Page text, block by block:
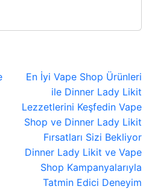
En İyi Vape Shop Ürünleri
ile Dinner Lady Likit
Lezzetlerini Keşfedin Vape
Shop ve Dinner Lady Likit
Fırsatları Sizi Bekliyor
Dinner Lady Likit ve Vape
Shop Kampanyalarıyla
Tatmin Edici Deneyim